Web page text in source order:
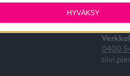
HYVÄKSY
2026 Lempäälä
0400